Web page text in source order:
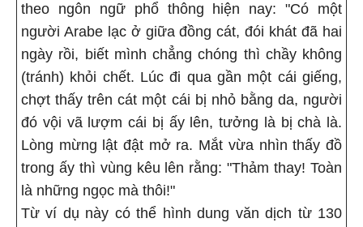
theo ngôn ngữ phổ thông hiện nay: "Có một
người Arabe lạc ở giữa đồng cát, đói khát đã hai
ngày rồi, biết mình chẳng chóng thì chầy không
(tránh) khỏi chết. Lúc đi qua gần một cái giếng,
chợt thấy trên cát một cái bị nhỏ bằng da, người
đó vội vã lượm cái bị ấy lên, tưởng là bị chà là.
Lòng mừng lật đật mở ra. Mắt vừa nhìn thấy đồ
trong ấy thì vùng kêu lên rằng: "Thảm thay! Toàn
là những ngọc mà thôi!"
Từ ví dụ này có thể hình dung văn dịch từ 130